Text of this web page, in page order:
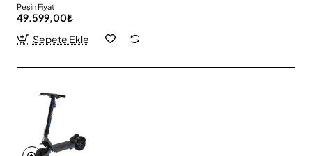
Peşin Fiyat
49.599,00₺
Sepete Ekle